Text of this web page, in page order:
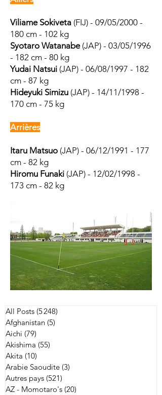
Viliame Sokiveta (FIJ) - 09/05/2000 -
180 cm - 102 kg
Syotaro Watanabe(JAP) - 03/05/1996
- 182 cm - 80 kg
Yudai Natsui (JAP) - 06/08/1997 - 182
cm - 87 kg
Hideyuki Simizu (JAP) - 14/11/1998 -
170 cm - 75 kg
Arrières
Itaru Matsuo (JAP) - 06/12/1991 - 177
cm - 82 kg
Hiromu Funaki (JAP) - 12/02/1998 -
173 cm - 82 kg
All Posts (5 248)
Afghanistan (5)
Aichi (79)
Akishima (55)
Akita (10)
Arabie Saoudite (3)
Autres pays (521)
AZ - Momotaro's (20)